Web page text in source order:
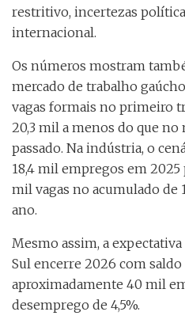
restritivo, incertezas
internacional.
Os números mostram
mercado de trabalho
vagas formais no primeiro
20,3 mil a menos do que
passado. Na indústria, o
18,4 mil empregos em
mil vagas no acumulado de
ano.
Mesmo assim, a
Sul encerre 2026 com
aproximadamente 40 mil
desemprego de 4,5%.